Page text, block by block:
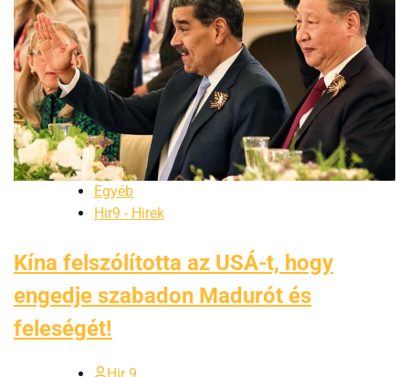
Egyéb
Hir9 - Hirek
Kína felszólította az USÁ-t, hogy
engedje szabadon Madurót és
feleségét!